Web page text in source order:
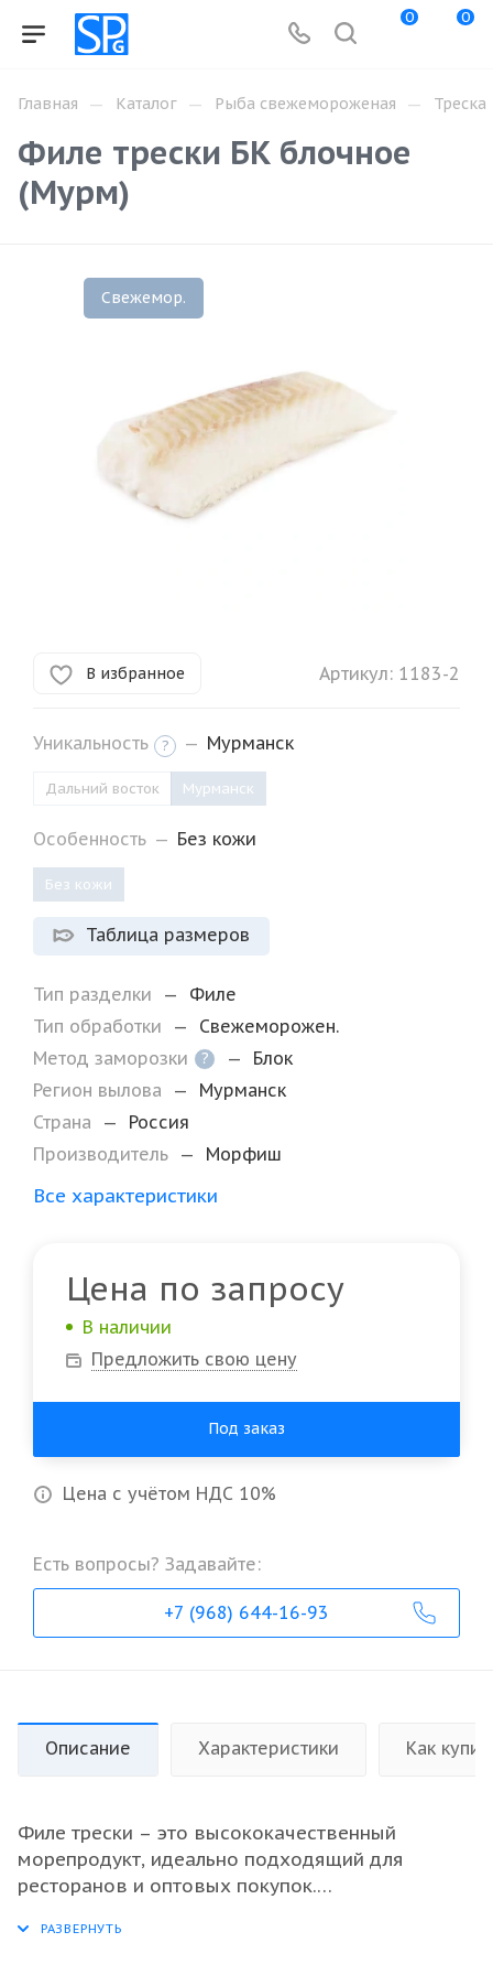
0 0
Главная — Каталог — Рыба свежемороженая — Треска
Филе трески БК блочное
(Мурм)
Свежемор.
В избранное Артикул: 1183-2
Уникальность ? — Мурманск
Дальний восток Мурманск
Особенность — Без кожи
Без кожи
Таблица размеров
Тип разделки —
Филе
Тип обработки
—
Свежеморожен.
Метод заморозки
? —
Блок
Регион вылова
—
Мурманск
Страна
—
Россия
Производитель — Морфиш
Все характеристики
Цена по запросу
В наличии
Предложить свою цену
Под заказ
Цена с учётом НДС 10%
Есть вопросы? Задавайте:
+7 (968) 644-16-93
Описание Характеристики Как
Филе трески – это высококачественный
морепродукт, идеально подходящий для
ресторанов и оптовых покупок.
полезные свойства и вкус, что делает его